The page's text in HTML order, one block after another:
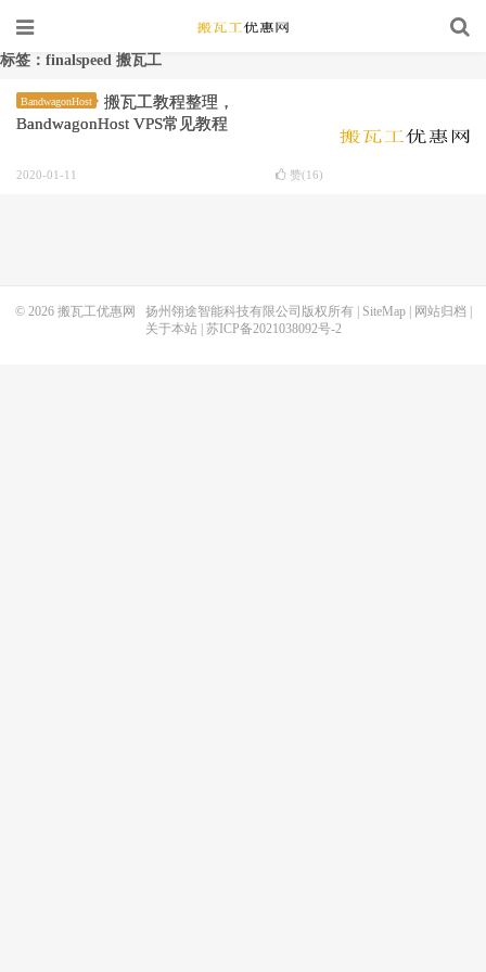
标签：finalspeed 搬瓦工
BandwagonHost
搬瓦工教程整理，
BandwagonHost VPS常见教程
2020-01-11 赞(16)
© 2026 搬瓦工优惠网 扬州翎途智能科技有限公司版权所有 | SiteMap| 网站归档
关于本站| 苏ICP备2021038092号-2